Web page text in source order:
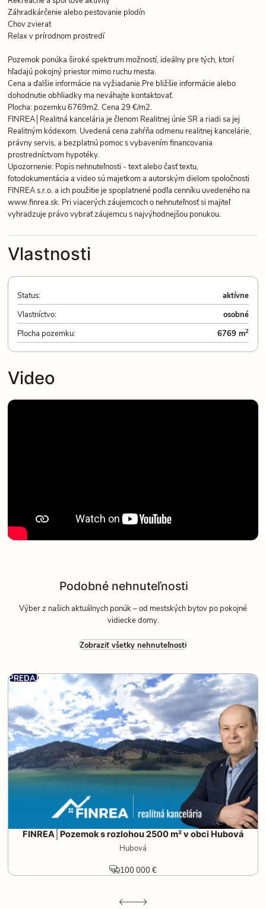
Záhradkárčenie alebo pestovanie plodín
Chov zvierat
Relax v prírodnom prostredí
Pozemok ponúka široké spektrum možností, ideálny pre tých, ktorí
hľadajú pokojný priestor mimo ruchu mesta.
Cena a ďalšie informácie na vyžiadanie.Pre bližšie informácie alebo
dohodnutie obhliadky ma neváhajte kontaktovať.
Plocha: pozemku 6769m2. Cena 29 €/m2.
FINREA│Realitná kancelária je členom Realitnej únie SR a riadi sa jej
Realitným kódexom. Uvedená cena zahŕňa odmenu realitnej kancelárie,
právny servis, a bezplatnú pomoc s vybavením financovania
prostredníctvom hypotéky.
Upozornenie: Popis nehnuteľnosti - text alebo časť textu,
fotodokumentácia a video sú majetkom a autorským dielom spoločnosti
FINREA s.r.o. a ich použitie je spoplatnené podľa cenníku uvedeného na
www.finrea.sk. Pri viacerých záujemcoch o nehnuteľnosť si majiteľ
vyhradzuje právo vybrať záujemcu s najvýhodnejšou ponukou.
Vlastnosti
Status:
aktívne
Vlastníctvo:
osobné
Plocha pozemku:
6769 m2
Video
Podobné nehnuteľnosti
Výber z našich aktuálnych ponúk – od mestských bytov po pokojné
vidiecke domy.
Zobraziť všetky nehnuteľnosti
PREDAJ
FINREA│Pozemok s rozlohou 2500 m² v obci Hubová
Hubová
100 000 €